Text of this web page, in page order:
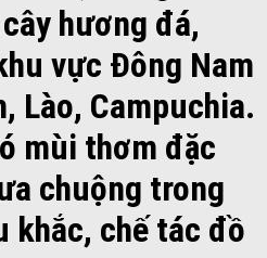
hương đá,
vực Đông Nam
Lào, Campuchia.
mùi thơm đặc
chuộng trong
khắc, chế tác đồ